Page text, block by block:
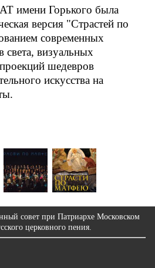
имени Горького была
версия "Страстей по
современных
света, визуальных
шедевров
искусства на
совет при Патриархе Московском
церковного пения.